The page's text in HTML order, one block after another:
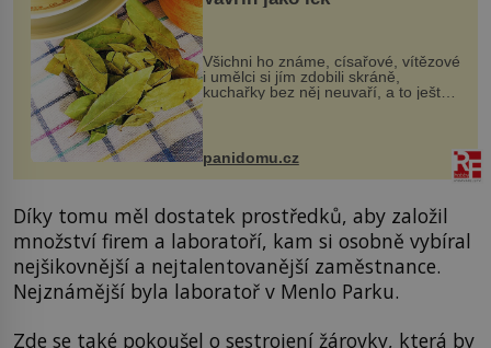
Všichni ho známe, císařové, vítězové
i umělci si jím zdobili skráně,
kuchařky bez něj neuvaří, a to ještě
nevíte, že bobkový list může výrazně
zmírnit některé naše neduhy.
Obsahuje v malém množství ně...
panidomu.cz
Díky tomu měl dostatek prostředků, aby založil
množství firem a laboratoří, kam si osobně vybíral
nejšikovnější a nejtalentovanější zaměstnance.
Nejznámější byla laboratoř v Menlo Parku.
Zde se také pokoušel o sestrojení žárovky, která by